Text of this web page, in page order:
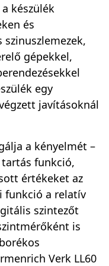
készülék
és
szinuszlemezek,
gépekkel,
egy
javításoknál
a kényelmét –
funkció,
értékeket az
funkció a relatív
szintezőt
is
Verk LL60